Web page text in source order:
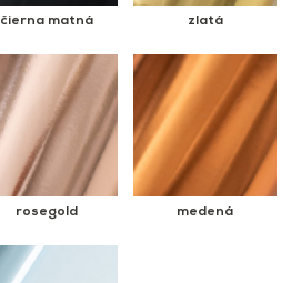
čierna matná zlatá
rosegold medená